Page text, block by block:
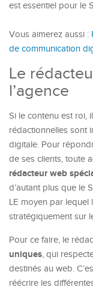
est essentiel pour le
Vous aimerez aussi :
de communication
Le
l’agence
Si le contenu est roi,
rédactionnelles sont
digitale. Pour
de ses clients, toute
rédacteur web
d’autant plus que le
LE moyen par lequel
stratégiquement sur
Pour ce faire, le
uniques, qui
destinés au web.
réécrire les